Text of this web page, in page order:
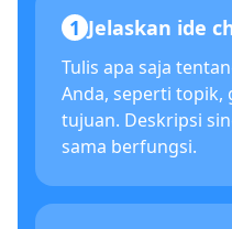
1 Jelaskan ide
Tulis apa saja
Anda, seperti topik,
tujuan. Deskripsi
sama berfungsi.